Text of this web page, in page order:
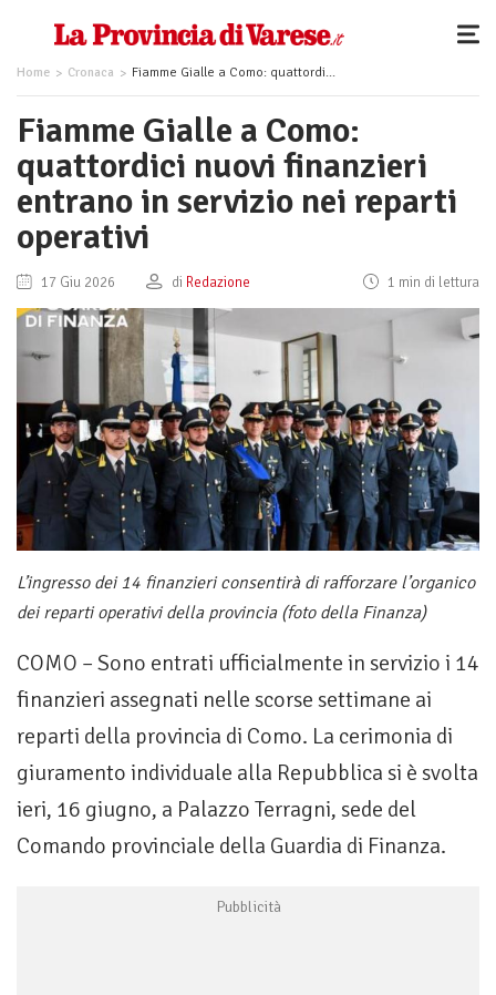
Home Cronaca Fiamme Gialle a Como: quattordici nuovi finanzieri entrano in servizio nei reparti operativi
Fiamme Gialle a Como:
quattordici nuovi finanzieri
entrano in servizio nei reparti
operativi
17 Giu 2026 di Redazione 1 min di lettura
L’ingresso dei 14 finanzieri consentirà di rafforzare l’organico
dei reparti operativi della provincia (foto della Finanza)
COMO – Sono entrati ufficialmente in servizio i 14
finanzieri assegnati nelle scorse settimane ai
reparti della provincia di Como. La cerimonia di
giuramento individuale alla Repubblica si è svolta
ieri, 16 giugno, a Palazzo Terragni, sede del
Comando provinciale della Guardia di Finanza.